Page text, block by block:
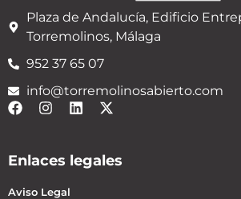
Plaza de Andalucía, Edificio
Torremolinos, Málaga
952 37 65 07
info@torremolinosabierto.com
Enlaces legales
Aviso Legal